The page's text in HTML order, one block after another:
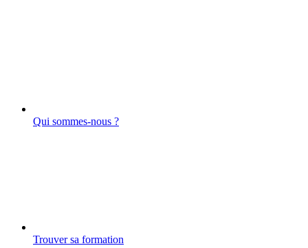
Qui sommes-nous ?
Trouver sa formation